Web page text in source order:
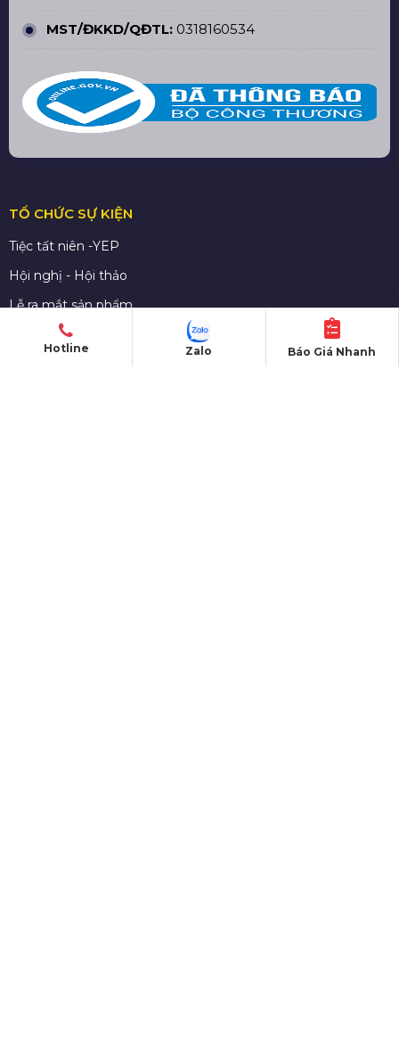
MST/ĐKKD/QĐTL: 0318160534
TỔ CHỨC SỰ KIỆN
Tiệc tất niên -YEP
Hội nghị - Hội thảo
Lễ ra mắt sản phẩm
Lễ kỷ niệm thành lập
Khởi công - Động thổ
Hotline Báo Giá Nhanh
Zalo